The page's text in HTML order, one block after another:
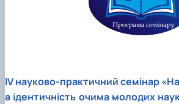
IV науково-практичний семінар
а ідентичність очима молодих